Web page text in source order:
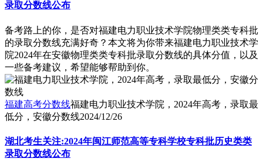
录取分数线公布
备考路上的你，是否对福建电力职业技术学院物理类类专科批
的录取分数线充满好奇？本文将为你带来福建电力职业技术学
院2024年在安徽物理类类专科批录取分数线的具体分值，以及
一些备考建议，希望能够帮助到你。
福建高考分数线福建电力职业技术学院，2024年高考，录取最
低分，安徽分数线2024/12/26
湖北考生关注:2024年闽江师范高等专科学校专科批历史类类
录取分数线公布